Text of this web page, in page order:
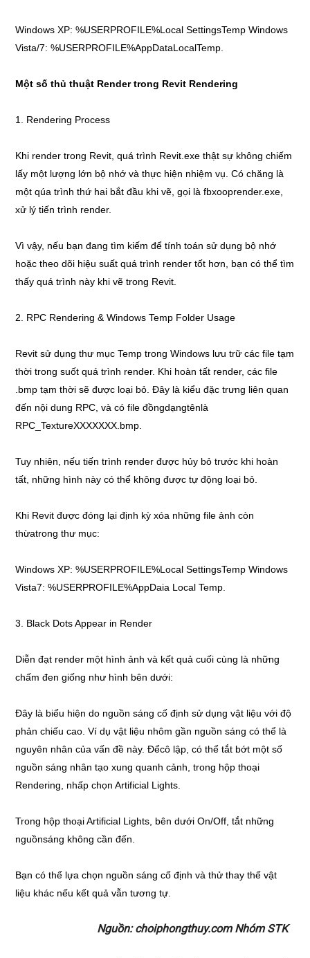
Windows XP: %USERPROFILE%Local SettingsTemp Windows
Vista/7: %USERPROFILE%AppDataLocalTemp.
Một số thủ thuật Render trong Revit Rendering
1. Rendering Process
Khi render trong Revit, quá trình Revit.exe thật sự không chiếm
lấy một lượng lớn bộ nhớ và thực hiện nhiệm vụ. Có chăng là
một qúa trình thứ hai bắt đầu khi vẽ, gọi là fbxooprender.exe,
xử lý tiến trình render.
Vì vậy, nếu bạn đang tìm kiếm để tính toán sử dụng bộ nhớ
hoặc theo dõi hiệu suất quá trình render tốt hơn, bạn có thể tìm
thấy quá trình này khi vẽ trong Revit.
2. RPC Rendering & Windows Temp Folder Usage
Revit sử dụng thư mục Temp trong Windows lưu trữ các file tạm
thời trong suốt quá trình render. Khi hoàn tất render, các file
.bmp tạm thời sẽ được loại bỏ. Đây là kiểu đặc trưng liên quan
đến nội dung RPC, và có file đồngdạngtênlà
RPC_TextureXXXXXXX.bmp.
Tuy nhiên, nếu tiến trình render được hủy bỏ trước khi hoàn
tất, những hình này có thể không được tự động loại bỏ.
Khi Revit được đóng lại định kỳ xóa những file ảnh còn
thừatrong thư mục:
Windows XP: %USERPROFILE%Local SettingsTemp Windows
Vista7: %USERPROFILE%AppDaia Local Temp.
3. Black Dots Appear in Render
Diễn đạt render một hình ảnh và kết quả cuối cùng là những
chấm đen giống như hình bên dưới:
Đây là biểu hiện do nguồn sáng cố định sử dụng vật liệu với độ
phản chiếu cao. Ví dụ vật liệu nhôm gần nguồn sáng có thể là
nguyên nhân của vấn đề này. Đểcô lập, có thể tắt bớt một số
nguồn sáng nhân tạo xung quanh cảnh, trong hộp thoại
Rendering, nhấp chọn Artificial Lights.
Trong hộp thoại Artificial Lights, bên dưới On/Off, tắt những
nguồnsáng không cần đến.
Bạn có thể lựa chọn nguồn sáng cố định và thử thay thế vật
liệu khác nếu kết quả vẫn tương tự.
Nguồn: choiphongthuy.com Nhóm STK